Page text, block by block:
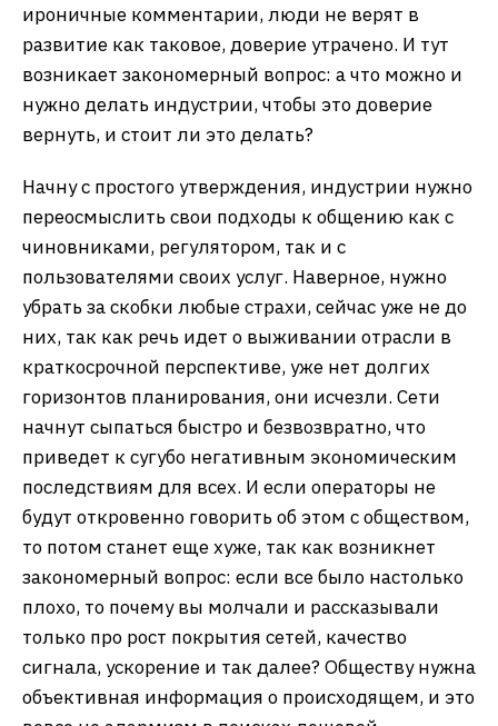
ироничные комментарии, люди не верят в
развитие как таковое, доверие утрачено. И тут
возникает закономерный вопрос: а что можно и
нужно делать индустрии, чтобы это доверие
вернуть, и стоит ли это делать?
Начну с простого утверждения, индустрии нужно
переосмыслить свои подходы к общению как с
чиновниками, регулятором, так и с
пользователями своих услуг. Наверное, нужно
убрать за скобки любые страхи, сейчас уже не до
них, так как речь идет о выживании отрасли в
краткосрочной перспективе, уже нет долгих
горизонтов планирования, они исчезли. Сети
начнут сыпаться быстро и безвозвратно, что
приведет к сугубо негативным экономическим
последствиям для всех. И если операторы не
будут откровенно говорить об этом с обществом,
то потом станет еще хуже, так как возникнет
закономерный вопрос: если все было настолько
плохо, то почему вы молчали и рассказывали
только про рост покрытия сетей, качество
сигнала, ускорение и так далее? Обществу нужна
объективная информация о происходящем, и это